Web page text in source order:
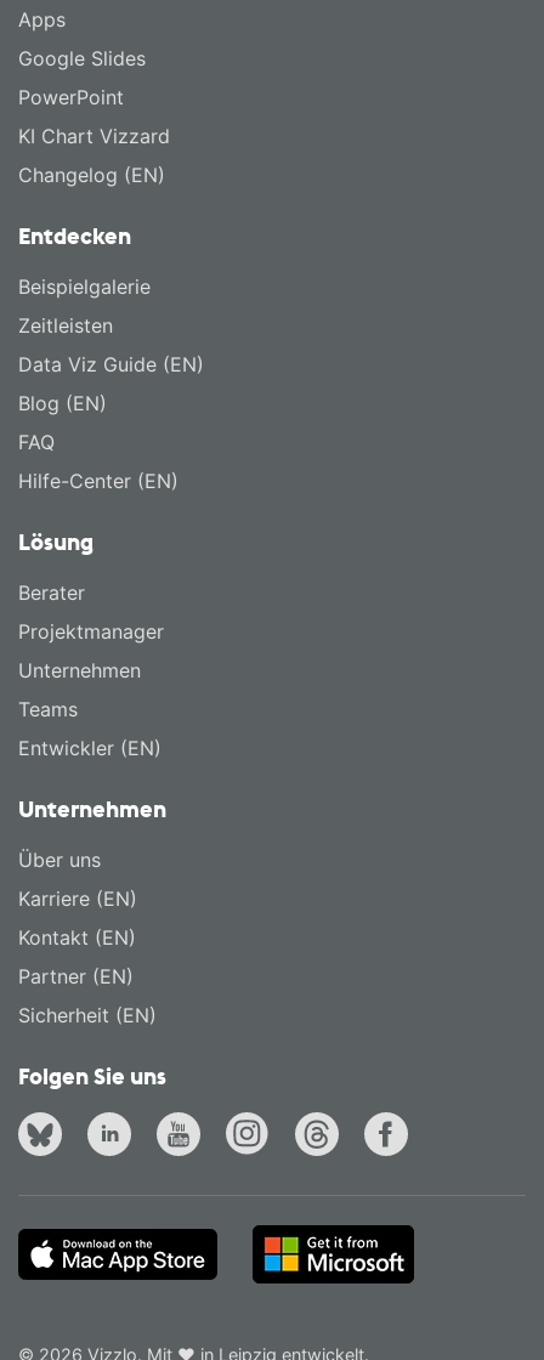
Apps
Google Slides
PowerPoint
KI Chart Vizzard
Changelog (EN)
Entdecken
Beispielgalerie
Zeitleisten
Data Viz Guide (EN)
Blog (EN)
FAQ
Hilfe-Center (EN)
Lösung
Berater
Projektmanager
Unternehmen
Teams
Entwickler (EN)
Unternehmen
Über uns
Karriere (EN)
Kontakt (EN)
Partner (EN)
Sicherheit (EN)
Folgen Sie uns
© 2026 Vizzlo. Mit ❤ in Leipzig entwickelt.